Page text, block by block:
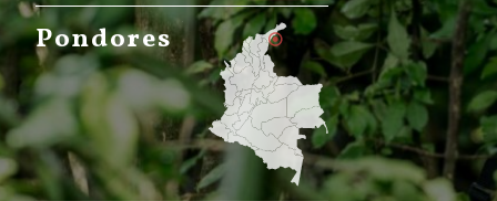
Pondores
JS map by amCharts